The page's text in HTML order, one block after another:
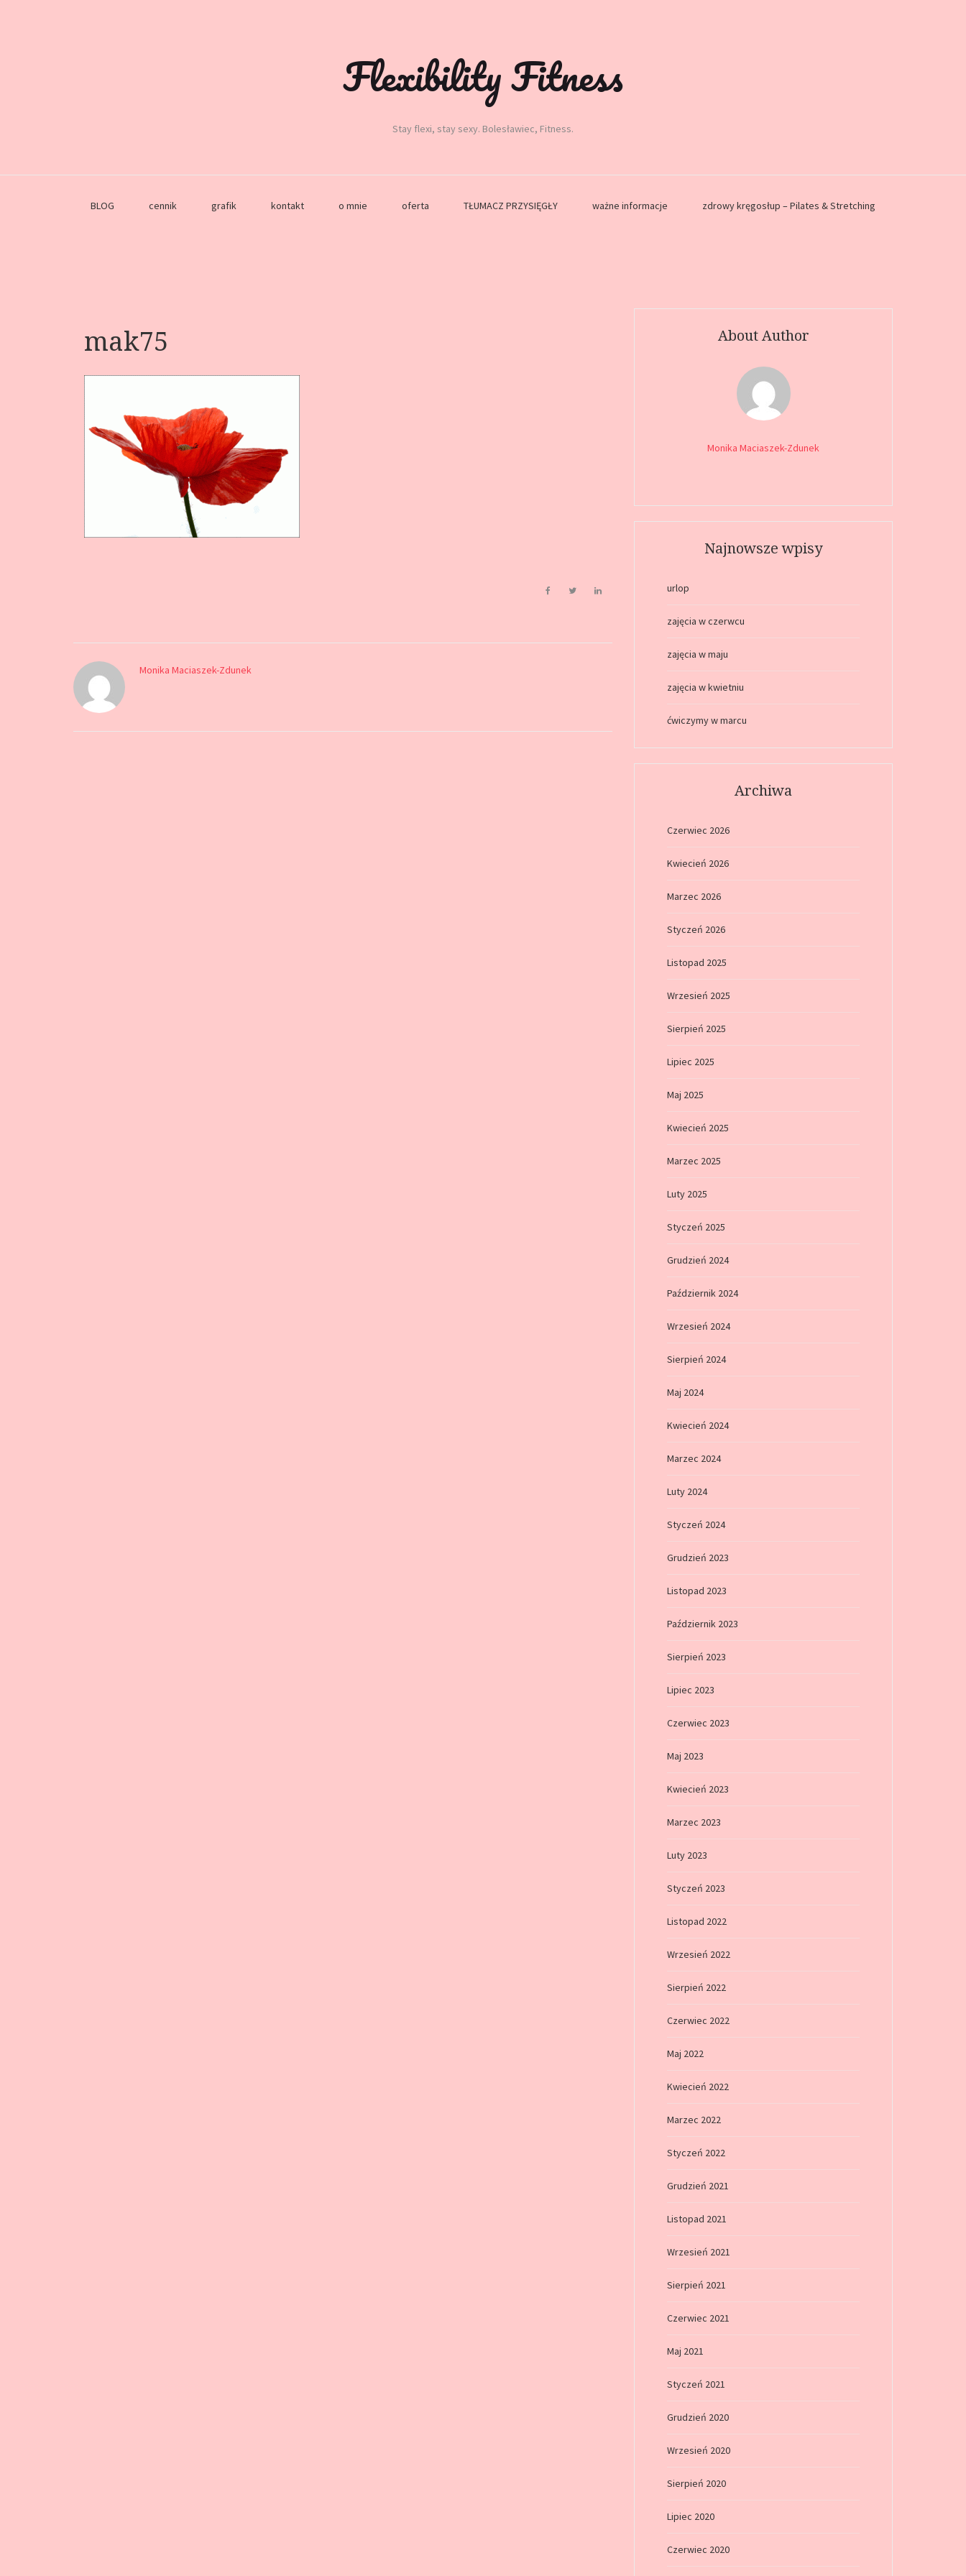
Flexibility Fitness
Stay flexi, stay sexy. Bolesławiec, Fitness.
BLOG cennik grafik kontakt o mnie oferta TŁUMACZ PRZYSIĘGŁY ważne informacje zdrowy kręgosłup – Pilates & Stretching
mak75
Monika Maciaszek-Zdunek
About Author
Monika Maciaszek-Zdunek
Najnowsze wpisy
urlop
zajęcia w czerwcu
zajęcia w maju
zajęcia w kwietniu
ćwiczymy w marcu
Archiwa
Czerwiec 2026
Kwiecień 2026
Marzec 2026
Styczeń 2026
Listopad 2025
Wrzesień 2025
Sierpień 2025
Lipiec 2025
Maj 2025
Kwiecień 2025
Marzec 2025
Luty 2025
Styczeń 2025
Grudzień 2024
Październik 2024
Wrzesień 2024
Sierpień 2024
Maj 2024
Kwiecień 2024
Marzec 2024
Luty 2024
Styczeń 2024
Grudzień 2023
Listopad 2023
Październik 2023
Sierpień 2023
Lipiec 2023
Czerwiec 2023
Maj 2023
Kwiecień 2023
Marzec 2023
Luty 2023
Styczeń 2023
Listopad 2022
Wrzesień 2022
Sierpień 2022
Czerwiec 2022
Maj 2022
Kwiecień 2022
Marzec 2022
Styczeń 2022
Grudzień 2021
Listopad 2021
Wrzesień 2021
Sierpień 2021
Czerwiec 2021
Maj 2021
Styczeń 2021
Grudzień 2020
Wrzesień 2020
Sierpień 2020
Lipiec 2020
Czerwiec 2020